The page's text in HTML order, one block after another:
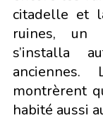
citadelle et
ruines, un
s’installa
anciennes.
montrèrent
habité aussi